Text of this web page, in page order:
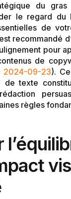
du
le regard du
de
recommandé
pour
de
09-23).
de texte
règles